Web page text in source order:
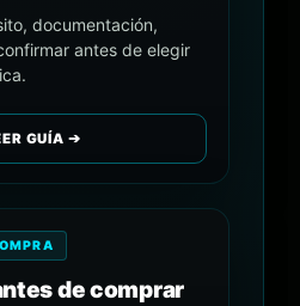
documentación,
antes de elegir
GUÍA ➔
de comprar